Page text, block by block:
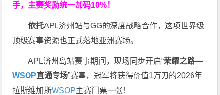
手，主赛奖励统一加码10%！
依托APL济州站与GG的深度战略合作，这项世界级
顶级赛事资源也正式落地亚洲赛场。
APL济州岛站赛事期间，现场同步开启“荣耀之路—
WSOP直通专场”赛事，冠军将获得价值1万刀的2026年
拉斯维加斯WSOP主赛门票一张！